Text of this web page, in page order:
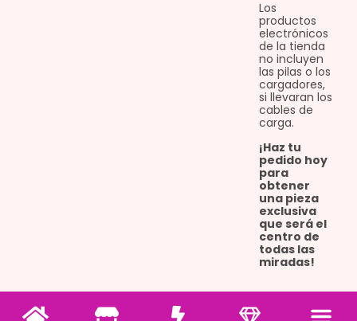
Los
productos
electrónicos
de la tienda
no incluyen
las pilas o los
cargadores,
si llevaran los
cables de
carga.
¡Haz tu
pedido hoy
para
obtener
una pieza
exclusiva
que será el
centro de
todas las
miradas!